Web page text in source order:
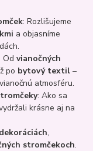
: Rozlišujeme
a objasníme
Odvianočných
po bytový textil –
atmosféru.
: Ako sa
krásne aj na
dekoráciách,
stromčekoch.